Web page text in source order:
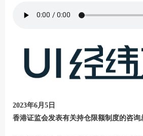
2023年6月5日
香港证监会发表有关持仓限额制度的咨询